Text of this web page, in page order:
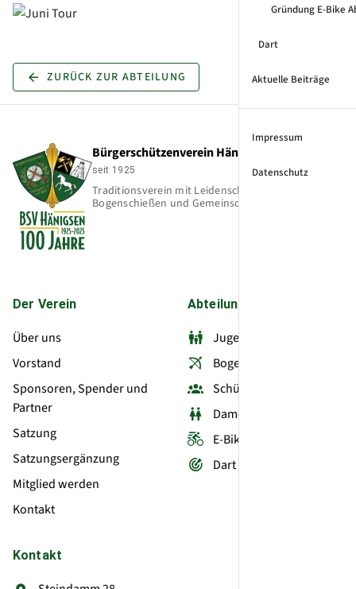
Gründung E-Bike
Dart
Aktuelle Beiträge
Impressum
Datenschutz
ZURÜCK ZUR ABTEILUNG
Bürgerschützenverein Hänigsen e.V.
seit 1925
Traditionsverein mit Leidenschaft für Schießsport,
Bogenschießen und Gemeinschaft.
Der Verein
Über uns
Vorstand
Sponsoren, Spender und
Partner
Satzung
Satzungsergänzung
Mitglied werden
Kontakt
Abteilungen
Jugend
Bogenschützen
Schützen (alle ab 16)
Damen
E-Bike
Dart
Kontakt